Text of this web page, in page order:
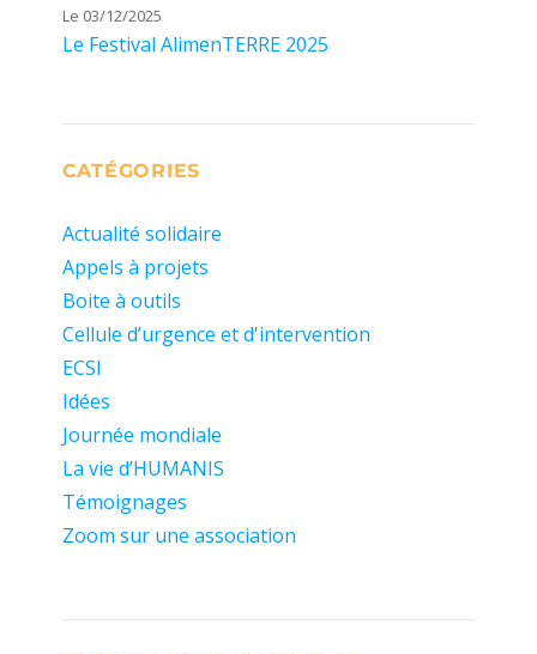
Le 03/12/2025
Le Festival AlimenTERRE 2025
CATÉGORIES
Actualité solidaire
Appels à projets
Boite à outils
Cellule d’urgence et d'intervention
ECSI
Idées
Journée mondiale
La vie d’HUMANIS
Témoignages
Zoom sur une association